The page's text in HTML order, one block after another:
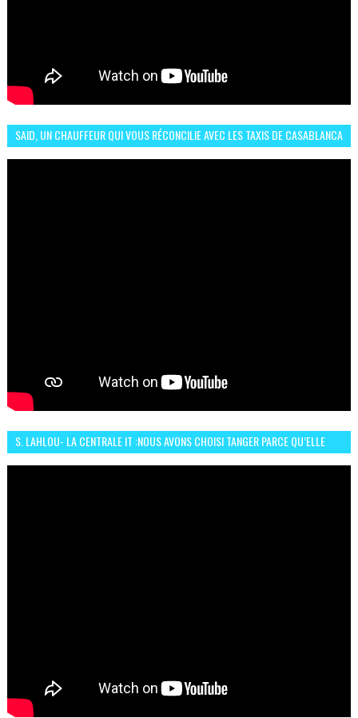
SAID, UN CHAUFFEUR QUI VOUS RÉCONCILIE AVEC LES TAXIS DE CASABLANCA
S. LAHLOU- LA CENTRALE IT :NOUS AVONS CHOISI TANGER PARCE QU’ELLE